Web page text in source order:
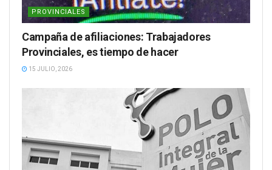
PROVINCIALES
Campaña de afiliaciones: Trabajadores
Provinciales, es tiempo de hacer
15 JULIO, 2026